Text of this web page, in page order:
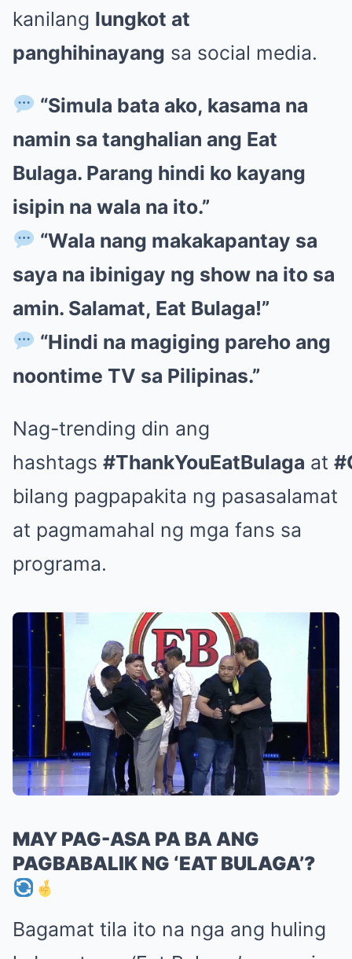
kanilang lungkot at
panghihinayang sa social media.
“Simula bata ako, kasama na
namin sa tanghalian ang Eat
Bulaga. Parang hindi ko kayang
isipin na wala na ito.”
“Wala nang makakapantay sa
saya na ibinigay ng show na ito sa
amin. Salamat, Eat Bulaga!”
“Hindi na magiging pareho ang
noontime TV sa Pilipinas.”
Nag-trending din ang
hashtags #ThankYouEatBulaga at
bilang pagpapakita ng pasasalamat
at pagmamahal ng mga fans sa
programa.
MAY PAG-ASA PA BA ANG
PAGBABALIK NG ‘EAT BULAGA’?
Bagamat tila ito na nga ang huling